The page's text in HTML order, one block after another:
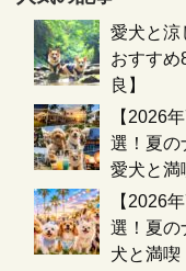
愛犬と涼
おすすめ
良】
【2026
選！夏の
愛犬と満
【2026
選！夏の
犬と満喫